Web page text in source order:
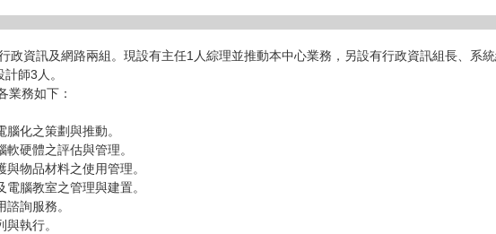
政資訊及網路兩組。現設有主任1人綜理並推動本中心業務，另設有行政資訊組長、系
師3人。
業務如下：
化之策劃與推動。
軟硬體之評估與管理。
與物品材料之使用管理。
電腦教室之管理與建置。
詢服務。
執行。